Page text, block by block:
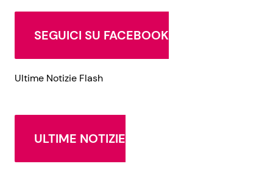
SEGUICI SU FACEBOOK
Ultime Notizie Flash
ULTIME NOTIZIE